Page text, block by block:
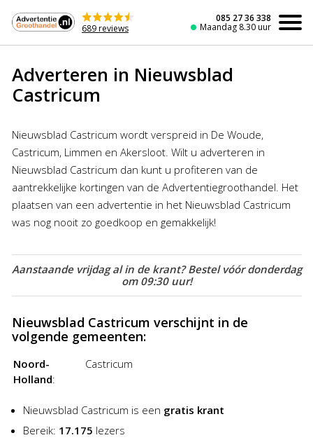
de
inhoud
689 reviews
085 27 36 338
Maandag 8.30 uur
Adverteren in Nieuwsblad
Castricum
Nieuwsblad Castricum wordt verspreid in De Woude,
Castricum, Limmen en Akersloot. Wilt u adverteren in
Nieuwsblad Castricum dan kunt u profiteren van de
aantrekkelijke kortingen van de Advertentiegroothandel. Het
plaatsen van een advertentie in het Nieuwsblad Castricum
was nog nooit zo goedkoop en gemakkelijk!
Aanstaande vrijdag al in de krant? Bestel vóór donderdag
om 09:30 uur!
Nieuwsblad Castricum verschijnt in de
volgende gemeenten:
Noord-
Holland:
Castricum
Nieuwsblad Castricum is een gratis krant
Bereik: 17.175 lezers